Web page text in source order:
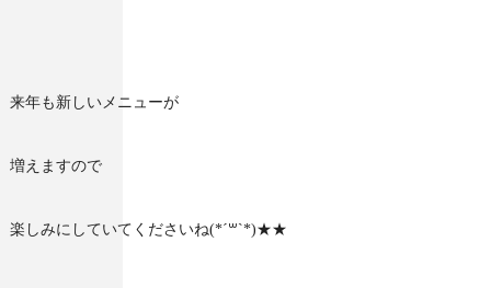
来年も新しいメニューが
増えますので
楽しみにしていてくださいね(*´꒳`*)★★